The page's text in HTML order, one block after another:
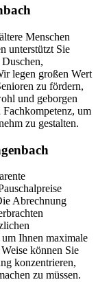
Menschen
unterstützt Sie
legen großen Wert
zu fördern,
und geborgen
um
zu gestalten.
Abrechnung
Ihnen maximale
können Sie
konzentrieren,
zu müssen.